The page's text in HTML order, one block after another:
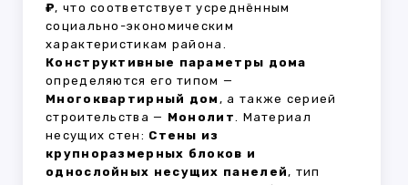
₽, что соответствует усреднённым
социально-экономическим
характеристикам района.
Конструктивные параметры дома
определяются его типом —
Многоквартирный дом , а также серией
строительства — Монолит. Материал
несущих стен: Стены из
крупноразмерных блоков и
однослойных несущих панелей, тип